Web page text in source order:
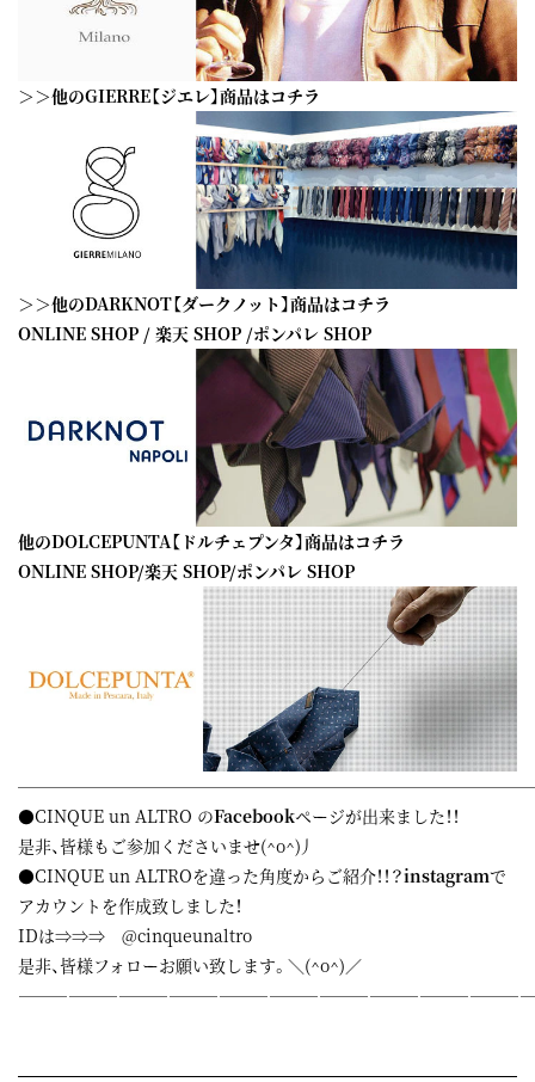
＞＞他のGIERRE【ジエレ】商品はコチラ
＞＞他のDARKNOT【ダークノット】商品はコチラ
ONLINE SHOP / 楽天 SHOP /ポンパレ SHOP
他のDOLCEPUNTA【ドルチェプンタ】商品はコチラ
ONLINE SHOP/楽天 SHOP/ポンパレ SHOP
●CINQUE un ALTRO のFacebookページが出来ました！！
是非、皆様もご参加くださいませ(^o^)丿
●CINQUE un ALTROを違った角度からご紹介！！？instagramで
アカウントを作成致しました！
IDは⇒⇒⇒ @cinqueunaltro
是非、皆様フォローお願い致します。＼(^o^)／